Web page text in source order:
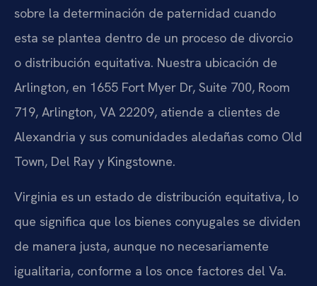
sobre la determinación de paternidad cuando
esta se plantea dentro de un proceso de divorcio
o distribución equitativa. Nuestra ubicación de
Arlington, en 1655 Fort Myer Dr, Suite 700, Room
719, Arlington, VA 22209, atiende a clientes de
Alexandria y sus comunidades aledañas como Old
Town, Del Ray y Kingstowne.
Virginia es un estado de distribución equitativa, lo
que significa que los bienes conyugales se dividen
de manera justa, aunque no necesariamente
igualitaria, conforme a los once factores del Va.